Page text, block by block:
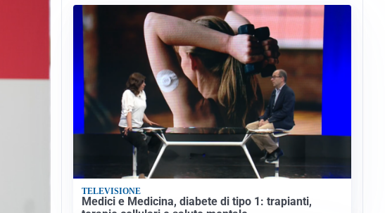
TELEVISIONE
Medici e Medicina, diabete di tipo 1: trapianti,